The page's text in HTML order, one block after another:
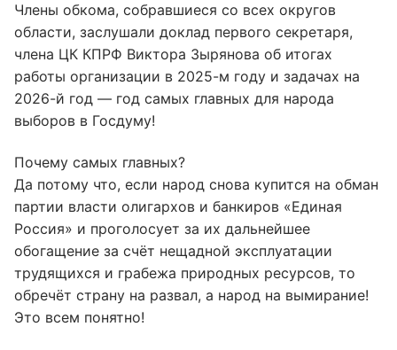
Члены обкома, собравшиеся со всех округов
области, заслушали доклад первого секретаря,
члена ЦК КПРФ Виктора Зырянова об итогах
работы организации в 2025-м году и задачах на
2026-й год — год самых главных для народа
выборов в Госдуму!
Почему самых главных?
Да потому что, если народ снова купится на обман
партии власти олигархов и банкиров «Единая
Россия» и проголосует за их дальнейшее
обогащение за счёт нещадной эксплуатации
трудящихся и грабежа природных ресурсов, то
обречёт страну на развал, а народ на вымирание!
Это всем понятно!